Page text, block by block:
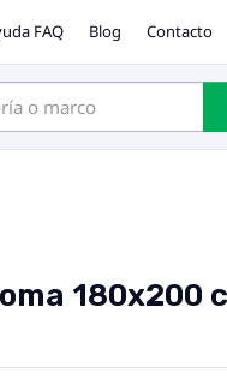
FAQ Blog Contacto
180x200